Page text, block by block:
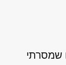
שמסרתי